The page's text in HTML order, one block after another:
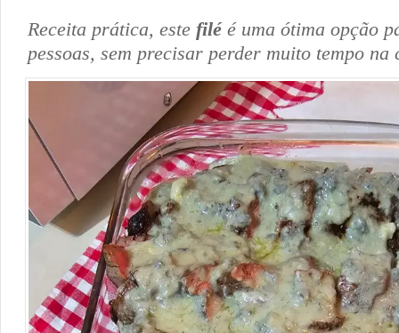
Receita prática, este filéé uma ótima opção
pessoas, sem precisar perder muito tempo na